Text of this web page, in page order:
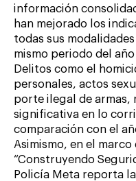
información
han mejorado los
todas sus
mismo periodo del
Delitos como el
personales, actos
porte ilegal de armas,
significativa en lo
comparación con el
Asimismo, en el
“Construyendo
Policía Meta reporta